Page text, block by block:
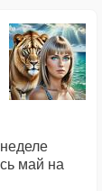
май на